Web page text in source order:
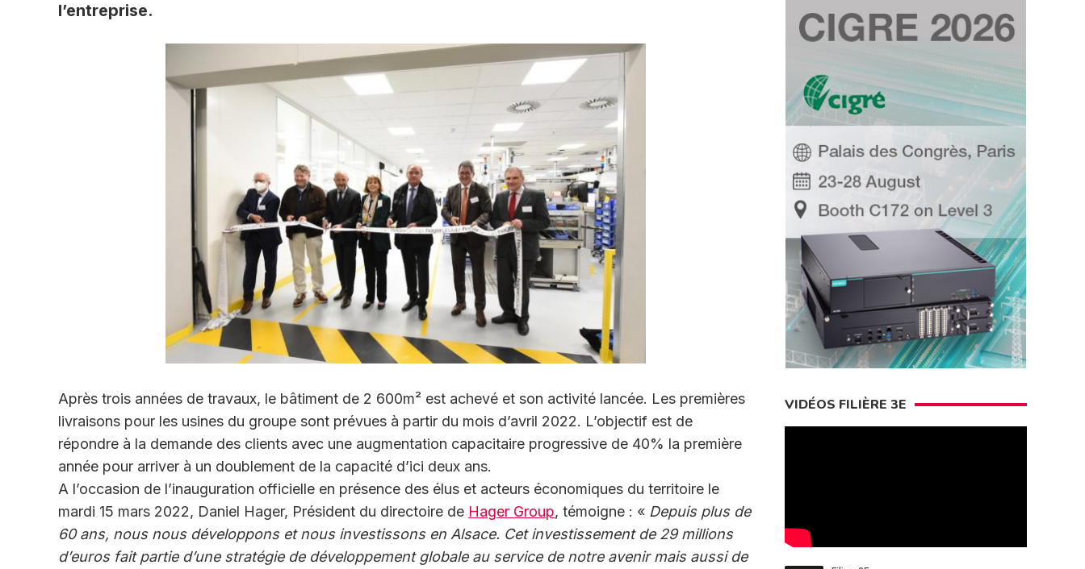
l’entreprise.
Après trois années de travaux, le bâtiment de 2 600m² est achevé et son activité lancée. Les premières
livraisons pour les usines du groupe sont prévues à partir du mois d’avril 2022. L’objectif est de
répondre à la demande des clients avec une augmentation capacitaire progressive de 40% la première
année pour arriver à un doublement de la capacité d’ici deux ans.
A l’occasion de l’inauguration officielle en présence des élus et acteurs économiques du territoire le
mardi 15 mars 2022, Daniel Hager, Président du directoire de Hager Group, témoigne : « Depuis plus de
60 ans, nous nous développons et nous investissons en Alsace. Cet investissement de 29 millions
d’euros fait partie d’une stratégie de développement globale au service de notre avenir mais aussi de
VIDÉOS FILIÈRE 3E